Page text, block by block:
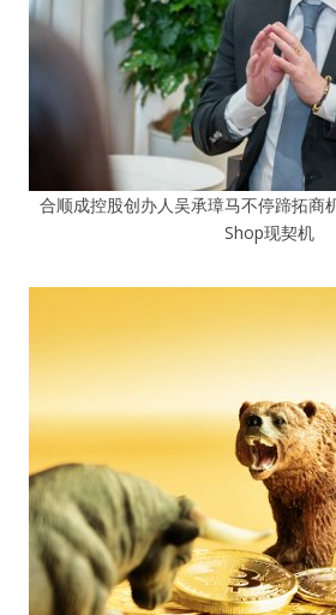
合顺成控股创办人吴承璋马不停蹄拓商
Shop现契机